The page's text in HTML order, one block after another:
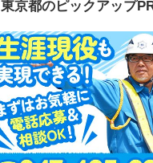
東京都のピックアップ